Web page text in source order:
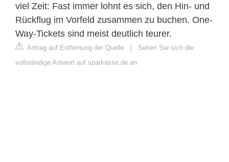
viel Zeit: Fast immer lohnt es sich, den Hin- und
Rückflug im Vorfeld zusammen zu buchen. One-
Way-Tickets sind meist deutlich teurer.
Antrag auf Entfernung der Quelle | Sehen Sie sich die
vollständige Antwort auf sparkasse.de an